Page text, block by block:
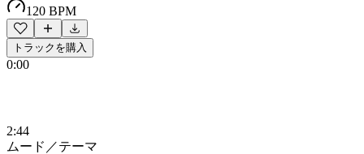
120 BPM
トラックを購入
0:00
2:44
ムード／テーマ